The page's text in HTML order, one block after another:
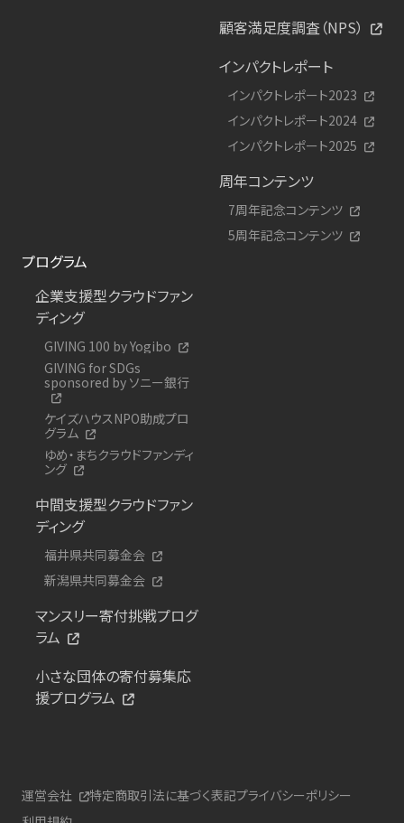
顧客満足度調査（NPS）
インパクトレポート
インパクトレポート2023
インパクトレポート2024
インパクトレポート2025
周年コンテンツ
7周年記念コンテンツ
5周年記念コンテンツ
プログラム
企業支援型クラウドファン
ディング
GIVING 100 by Yogibo
GIVING for SDGs
sponsored by ソニー銀行
ケイズハウスNPO助成プロ
グラム
ゆめ・まちクラウドファンディ
ング
中間支援型クラウドファン
ディング
福井県共同募金会
新潟県共同募金会
マンスリー寄付挑戦プログ
ラム
小さな団体の寄付募集応
援プログラム
運営会社 特定商取引法に基づく表記プライバシーポリシー